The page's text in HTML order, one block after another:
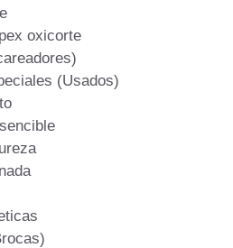
oxicorte
(Usados)